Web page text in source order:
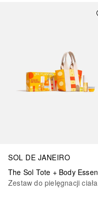
SOL DE JANEIRO
Zestaw do pielęgnacji ciała